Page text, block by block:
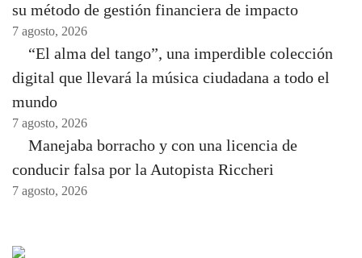
su método de gestión financiera de impacto
7 agosto, 2026
“El alma del tango”, una imperdible colección
digital que llevará la música ciudadana a todo el
mundo
7 agosto, 2026
Manejaba borracho y con una licencia de
conducir falsa por la Autopista Riccheri
7 agosto, 2026